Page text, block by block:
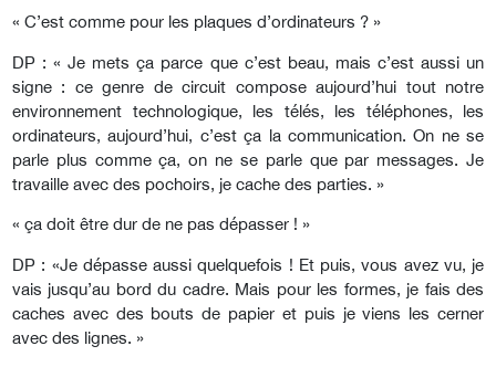
« C’est comme pour les plaques d’ordinateurs ? »
DP : « Je mets ça parce que c’est beau, mais c’est aussi un
signe : ce genre de circuit compose aujourd’hui tout notre
environnement technologique, les télés, les téléphones, les
ordinateurs, aujourd’hui, c’est ça la communication. On ne se
parle plus comme ça, on ne se parle que par messages. Je
travaille avec des pochoirs, je cache des parties. »
« ça doit être dur de ne pas dépasser ! »
DP : «Je dépasse aussi quelquefois ! Et puis, vous avez vu, je
vais jusqu’au bord du cadre. Mais pour les formes, je fais des
caches avec des bouts de papier et puis je viens les cerner
avec des lignes. »